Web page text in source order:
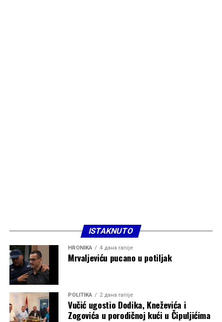
ISTAKNUTO
HRONIKA 4 дана ranije
Mrvaljeviću pucano u potiljak
POLITIKA 2 дана ranije
Vučić ugostio Dodika, Kneževića i
Zogovića u porodičnoj kući u Čipuljićima